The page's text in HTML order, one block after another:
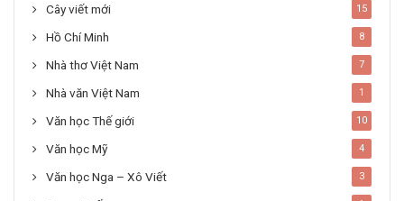
Cây viết mới 15
Hồ Chí Minh 8
Nhà thơ Việt Nam 7
Nhà văn Việt Nam 1
Văn học Thế giới 10
Văn học Mỹ 4
Văn học Nga – Xô Viết 3